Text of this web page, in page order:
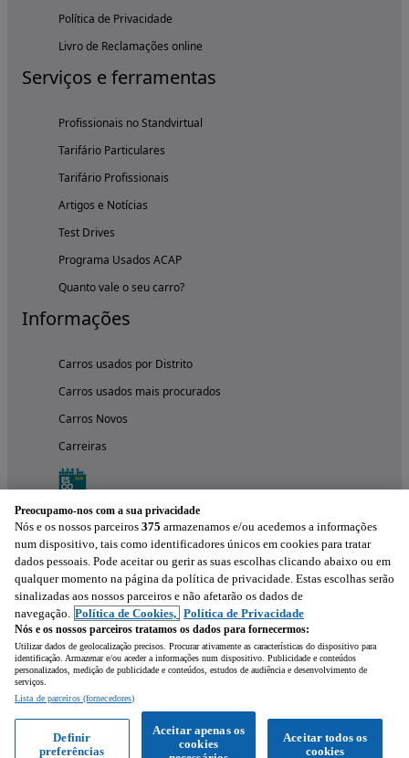
Política de Privacidade
Livro de Reclamações online
Serviços e ferramentas
Profissionais no Standvirtual
Tarifário Particulares
Tarifário Profissionais
Artigos e Notícias
Test Drives
Programa Usados ACAP
Quanto vale o seu carro?
Informações
Carros usados por Distrito
Carros usados mais procurados
Carros Novos
Carreiras
Experimenta a aplicação
Preocupamo-nos com a sua privacidade
Nós e os nossos parceiros 375 armazenamos e/ou acedemos a informações
num dispositivo, tais como identificadores únicos em cookies para tratar
dados pessoais. Pode aceitar ou gerir as suas escolhas clicando abaixo ou em
qualquer momento na página da política de privacidade. Estas escolhas serão
sinalizadas aos nossos parceiros e não afetarão os dados de
navegação. Política de Cookies, Política de Privacidade
Nós e os nossos parceiros tratamos os dados para fornecermos:
Utilizar dados de geolocalização precisos. Procurar ativamente as características do dispositivo para
identificação. Armazenar e/ou aceder a informações num dispositivo. Publicidade e conteúdos
personalizados, medição de publicidade e conteúdos, estudos de audiência e desenvolvimento de
serviços.
Lista de parceiros (fornecedores)
Aceitar todos os
cookies
Aceitar apenas os
cookies
Definir
preferências